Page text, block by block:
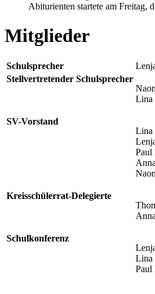
Abiturienten startete am Freitag,
Mitglieder
Schulsprecher
Stellvertretender Schulsprecher
Lina
SV-Vorstand
Lina
Paul
Kreisschülerrat-Delegierte
Schulkonferenz
Lina
Paul